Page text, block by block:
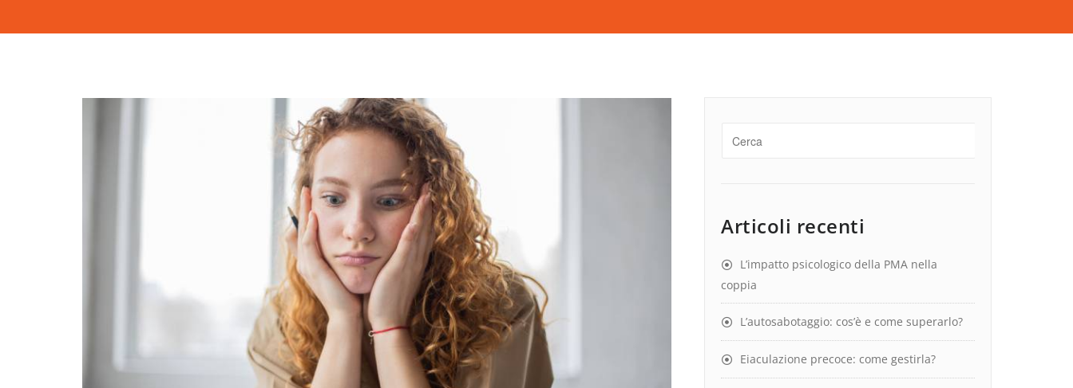
Articoli recenti
L’impatto psicologico della PMA nella
coppia
L’autosabotaggio: cos’è e come superarlo?
Eiaculazione precoce: come gestirla?